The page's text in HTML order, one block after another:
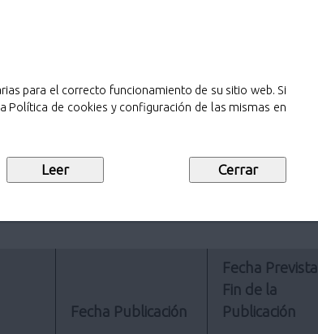
para el correcto funcionamiento de su sitio web. Si
Política de cookies y configuración de las mismas en
22/09/2010
01/09/2010
Fecha Publicación
Fecha Prevista
Fin de la
Publicación